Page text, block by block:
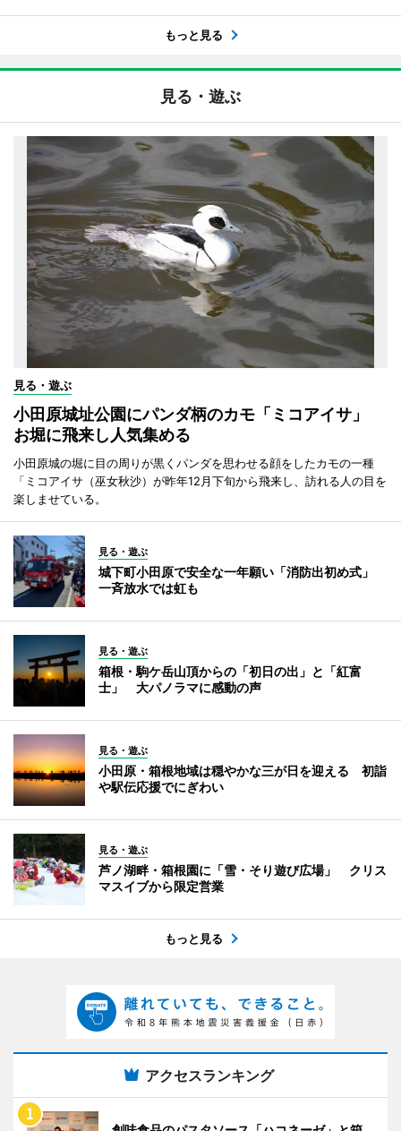
もっと見る
見る・遊ぶ
見る・遊ぶ
小田原城址公園にパンダ柄のカモ「ミコアイサ」
お堀に飛来し人気集める
小田原城の堀に目の周りが黒くパンダを思わせる顔をしたカモの一種
「ミコアイサ（巫女秋沙）が昨年12月下旬から飛来し、訪れる人の目を
楽しませている。
見る・遊ぶ
城下町小田原で安全な一年願い「消防出初め式」
一斉放水では虹も
見る・遊ぶ
箱根・駒ケ岳山頂からの「初日の出」と「紅富
士」 大パノラマに感動の声
見る・遊ぶ
小田原・箱根地域は穏やかな三が日を迎える 初詣
や駅伝応援でにぎわい
見る・遊ぶ
芦ノ湖畔・箱根園に「雪・そり遊び広場」 クリス
マスイブから限定営業
もっと見る
アクセスランキング